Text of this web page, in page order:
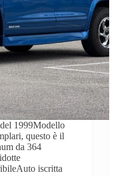
1999Modello
questo è il
da 364
iscritta